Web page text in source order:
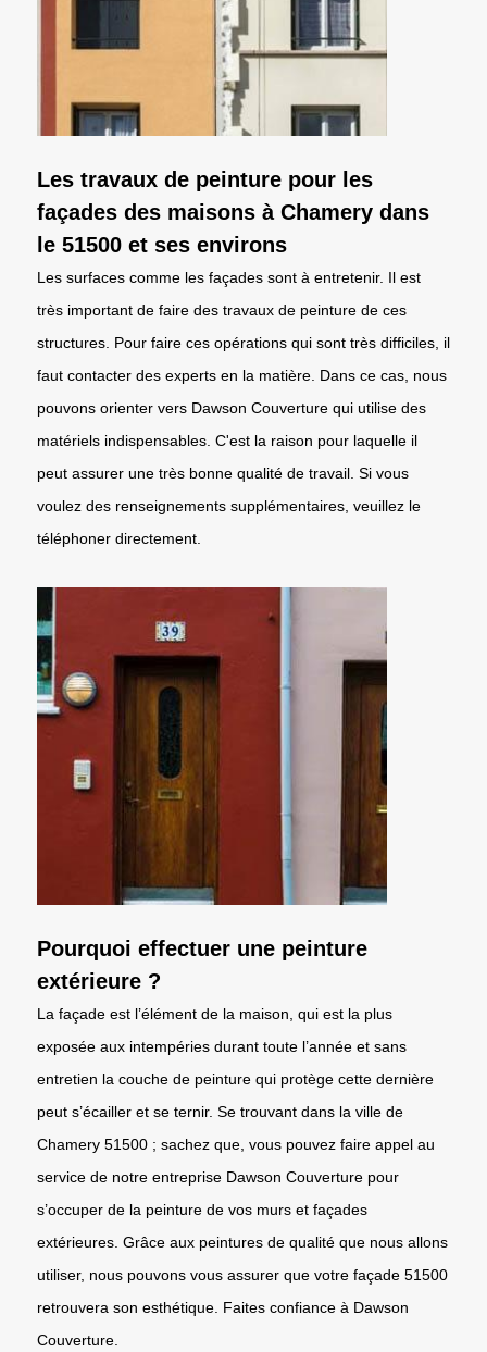
Les travaux de peinture pour les
façades des maisons à Chamery dans
le 51500 et ses environs
Les surfaces comme les façades sont à entretenir. Il est
très important de faire des travaux de peinture de ces
structures. Pour faire ces opérations qui sont très difficiles, il
faut contacter des experts en la matière. Dans ce cas, nous
pouvons orienter vers Dawson Couverture qui utilise des
matériels indispensables. C'est la raison pour laquelle il
peut assurer une très bonne qualité de travail. Si vous
voulez des renseignements supplémentaires, veuillez le
téléphoner directement.
Pourquoi effectuer une peinture
extérieure ?
La façade est l’élément de la maison, qui est la plus
exposée aux intempéries durant toute l’année et sans
entretien la couche de peinture qui protège cette dernière
peut s’écailler et se ternir. Se trouvant dans la ville de
Chamery 51500 ; sachez que, vous pouvez faire appel au
service de notre entreprise Dawson Couverture pour
s’occuper de la peinture de vos murs et façades
extérieures. Grâce aux peintures de qualité que nous allons
utiliser, nous pouvons vous assurer que votre façade 51500
retrouvera son esthétique. Faites confiance à Dawson
Couverture.